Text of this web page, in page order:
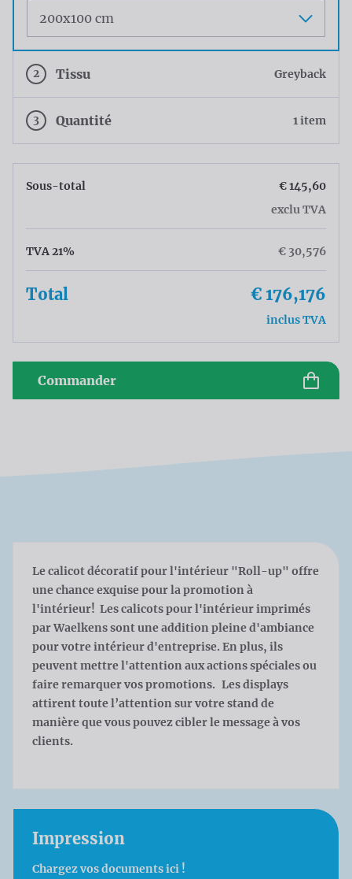
2 Tissu Greyback
3 Quantité 1 item
Sous-total
€ 145,60
exclu TVA
TVA 21% € 30,576
Total € 176,176
inclus TVA
Commander
Le calicot décoratif pour l'intérieur "Roll-up" offre
une chance exquise pour la promotion à
l'intérieur! Les calicots pour l'intérieur imprimés
par Waelkens sont une addition pleine d'ambiance
pour votre intérieur d'entreprise. En plus, ils
peuvent mettre l'attention aux actions spéciales ou
faire remarquer vos promotions. Les displays
attirent toute l’attention sur votre stand de
manière que vous pouvez cibler le message à vos
clients.
Impression
Chargez vos documents ici !